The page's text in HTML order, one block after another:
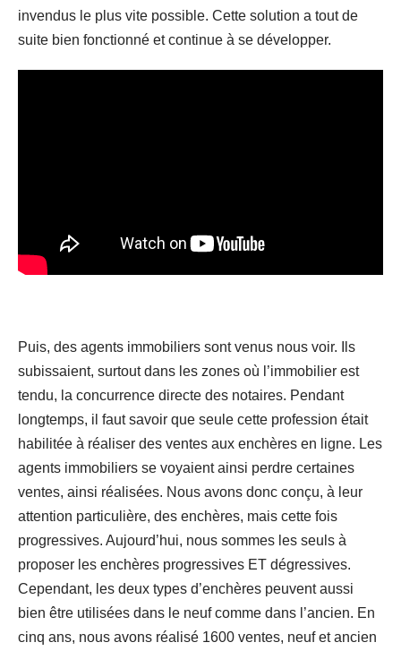
invendus le plus vite possible. Cette solution a tout de
suite bien fonctionné et continue à se développer.
Puis, des agents immobiliers sont venus nous voir. Ils
subissaient, surtout dans les zones où l’immobilier est
tendu, la concurrence directe des notaires. Pendant
longtemps, il faut savoir que seule cette profession était
habilitée à réaliser des ventes aux enchères en ligne. Les
agents immobiliers se voyaient ainsi perdre certaines
ventes, ainsi réalisées. Nous avons donc conçu, à leur
attention particulière, des enchères, mais cette fois
progressives. Aujourd’hui, nous sommes les seuls à
proposer les enchères progressives ET dégressives.
Cependant, les deux types d’enchères peuvent aussi
bien être utilisées dans le neuf comme dans l’ancien. En
cinq ans, nous avons réalisé 1600 ventes, neuf et ancien